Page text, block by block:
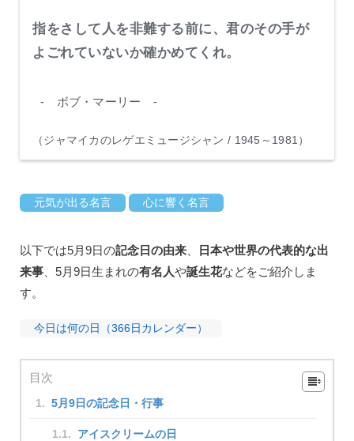
指をさして人を非難する前に、君のその手が
よごれていないか確かめてくれ。
- ボブ・マーリー -
（ジャマイカのレゲエミュージシャン / 1945～1981）
元気が出る名言 心に響く名言
以下では5月9日の記念日の由来
日本や世界の代表的な出
来事 、5月9日生まれの有名人や誕生花などをご紹介しま
す。
今日は何の日（366日カレンダー）
目次
5月9日の記念日・行事
アイスクリームの日